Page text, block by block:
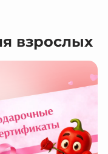
взрослых